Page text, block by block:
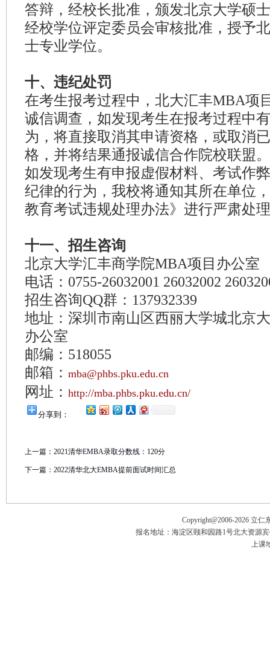
答辩，经校长批准，颁发北京大学硕
经校学位评定委员会审核批准，授予
士专业学位。
十、违纪处罚
在考生报考过程中，北大汇丰MBA项
诚信调查，如发现考生在报考过程中
为，将直接取消其申请资格，或取消
格，并将结果通报诚信合作院校联盟。
如发现考生有申报虚假材料、考试作
纪律的行为，我校将通知其所在单位
教育考试违规处理办法》进行严肃处
十一、招生咨询
北京大学汇丰商学院MBA项目办公室
电话：0755-26032001 26032002
招生咨询QQ群：137932339
地址：深圳市南山区西丽大学城北京
办公室
邮编：518055
邮箱： mba@phbs.pku.edu.cn
网址： http://mba.phbs.pku.edu.cn/
分享到：
上一篇： 2021清华EMBA录取分数线：120分
下一篇： 2022清华北大EMBA提前面试时间汇总
Copyright@2006-2026 立仁
报名地址：海淀区颐和园路1号北大资源
上课